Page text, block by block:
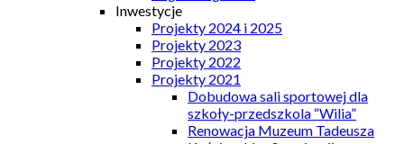
Inwestycje
Projekty 2024 i 2025
Projekty 2023
Projekty 2022
Projekty 2021
Dobudowa sali sportowej dla
szkoły-przedszkola “Wilia”
Renowacja Muzeum Tadeusza